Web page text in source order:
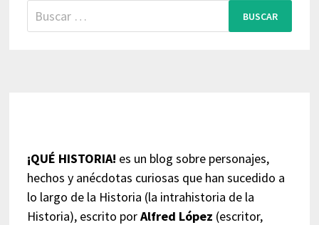
Buscar:
¡QUÉ HISTORIA! es un blog sobre personajes,
hechos y anécdotas curiosas que han sucedido a
lo largo de la Historia (la intrahistoria de la
Historia), escrito porAlfred López (escritor,